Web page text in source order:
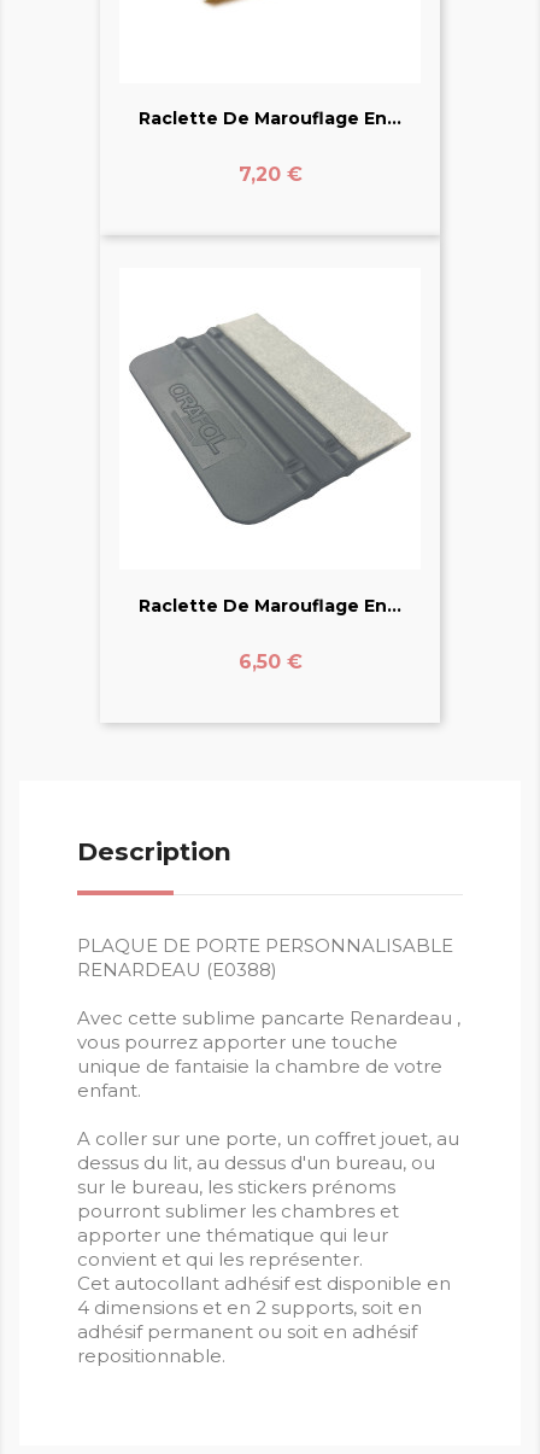
Raclette De Marouflage En...
Prix
7,20 €
Raclette De Marouflage En...
Prix
6,50 €
Description
PLAQUE DE PORTE PERSONNALISABLE
RENARDEAU (E0388)
Avec cette sublime pancarte Renardeau ,
vous pourrez apporter une touche
unique de fantaisie la chambre de votre
enfant.
A coller sur une porte, un coffret jouet, au
dessus du lit, au dessus d'un bureau, ou
sur le bureau, les stickers prénoms
pourront sublimer les chambres et
apporter une thématique qui leur
convient et qui les représenter.
Cet autocollant adhésif est disponible en
4 dimensions et en 2 supports, soit en
adhésif permanent ou soit en adhésif
repositionnable.